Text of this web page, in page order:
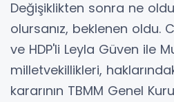
Değişiklikten sonra ne
olursanız, beklenen oldu.
ve HDP'li Leyla Güven ile
milletvekillikleri,
kararının TBMM Genel